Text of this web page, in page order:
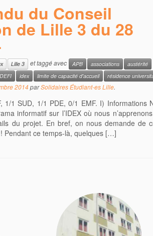
du Conseil
de Lille 3 du 28
Lille 3 et taggé avec APB associations
austérité
DEFI idex limite de capacité d'accueil
résidence
2014parSolidaires Étudiant-es Lille.
1/1 SUD, 1/1 PDE, 0/1 EMF. I) Informations
informatif sur l’IDEX où nous
du projet. En bref, on nous demande de
Pendant ce temps-là, quelques […]